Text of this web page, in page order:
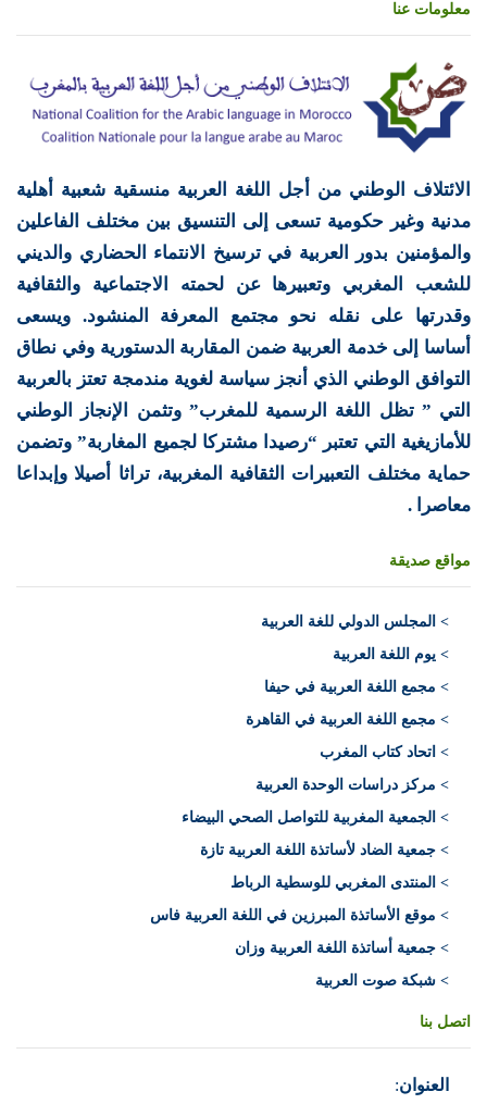
معلومات عنا
الائتلاف الوطني من أجل اللغة العربية منسقية شعبية أهلية
مدنية وغير حكومية تسعى إلى التنسيق بين مختلف الفاعلين
والمؤمنين بدور العربية في ترسيخ الانتماء الحضاري والديني
للشعب المغربي وتعبيرها عن لحمته الاجتماعية والثقافية
وقدرتها على نقله نحو مجتمع المعرفة المنشود. ويسعى
أساسا إلى خدمة العربية ضمن المقاربة الدستورية وفي نطاق
التوافق الوطني الذي أنجز سياسة لغوية مندمجة تعتز بالعربية
التي ” تظل اللغة الرسمية للمغرب” وتثمن الإنجاز الوطني
للأمازيغية التي تعتبر “رصيدا مشتركا لجميع المغاربة” وتضمن
حماية مختلف التعبيرات الثقافية المغربية، تراثا أصيلا وإبداعا
معاصرا .
مواقع صديقة
> المجلس الدولي للغة العربية
> يوم اللغة العربية
> مجمع اللغة العربية في حيفا
> مجمع اللغة العربية في القاهرة
> اتحاد كتاب المغرب
> مركز دراسات الوحدة العربية
> الجمعية المغربية للتواصل الصحي البيضاء
> جمعية الضاد لأساتذة اللغة العربية تازة
> المنتدى المغربي للوسطية الرباط
> موقع الأساتذة المبرزين في اللغة العربية فاس
> جمعية أساتذة اللغة العربية وزان
> شبكة صوت العربية
اتصل بنا
العنوان: